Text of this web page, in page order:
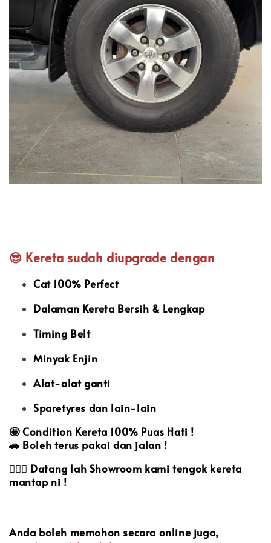
😎 Kereta sudah diupgrade dengan
Cat 100% Perfect
Dalaman Kereta Bersih & Lengkap
Timing Belt
Minyak Enjin
Alat-alat ganti
Sparetyres dan lain-lain
🤩Condition Kereta 100% Puas Hati !
🚗 Boleh terus pakai dan jalan !
🙋🏻‍♀️ Datang lah Showroom kami tengok kereta
mantap ni !
Anda boleh memohon secara online juga,